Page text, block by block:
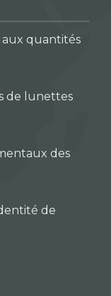
quantités
de lunettes
des
de